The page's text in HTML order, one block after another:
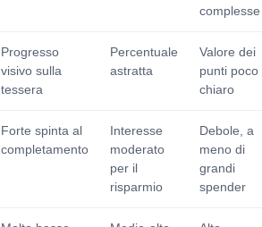
complesse
Progresso
visivo sulla
tessera
Percentuale
astratta
Valore dei
punti poco
chiaro
Forte spinta al
completamento
Interesse
moderato
per il
risparmio
Debole, a
meno di
grandi
spender